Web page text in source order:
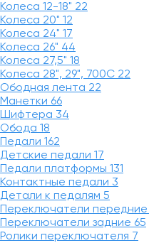
Колеса 12-18" 22
Колеса 20" 12
Колеса 24" 17
Колеса 26" 44
Колеса 27,5" 18
Колеса 28", 29", 700С 22
Ободная лента 22
Манетки 66
Шифтера 34
Обода 18
Педали 162
Детские педали 17
Педали платформы 131
Контактные педали 3
Детали к педалям 5
Переключатели передние
Переключатели задние 65
Ролики переключателя 7